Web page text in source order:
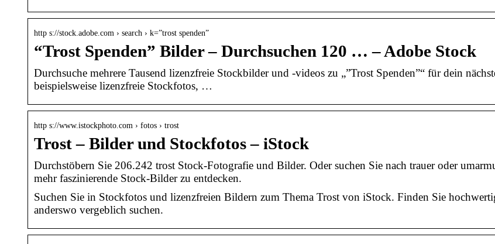
http s://stock.adobe.com › search › k=”trost spenden”
“Trost Spenden” Bilder – Durchsuchen 120 … – Adobe Stock
Durchsuche mehrere Tausend lizenzfreie Stockbilder und -videos zu „”Trost Spenden”“ für dein
beispielsweise lizenzfreie Stockfotos, …
http s://www.istockphoto.com › fotos › trost
Trost – Bilder und Stockfotos – iStock
Durchstöbern Sie 206.242 trost Stock-Fotografie und Bilder. Oder suchen Sie nach trauer oder
mehr faszinierende Stock-Bilder zu entdecken.
Suchen Sie in Stockfotos und lizenzfreien Bildern zum Thema Trost von iStock. Finden Sie
anderswo vergeblich suchen.